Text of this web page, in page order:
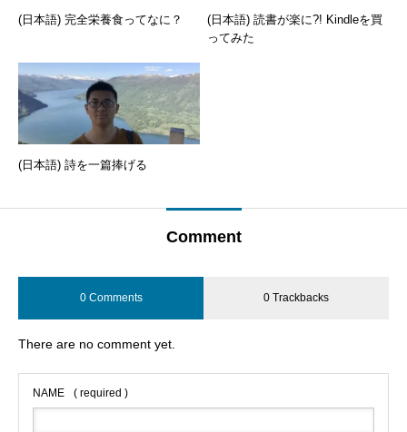
(日本語) 完全栄養食ってなに？
(日本語) 読書が楽に?! Kindleを買
ってみた
(日本語) 詩を一篇捧げる
Comment
0 Comments 0 Trackbacks
There are no comment yet.
NAME ( required )